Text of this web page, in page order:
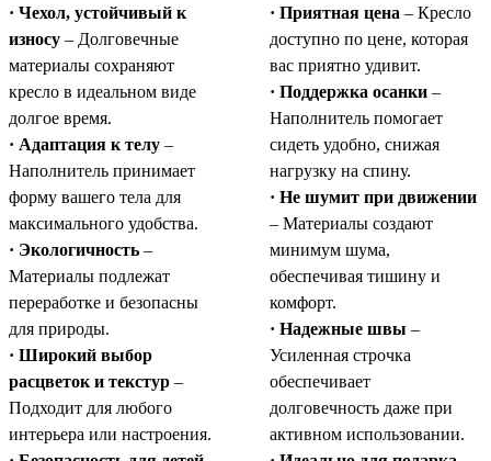
· Чехол, устойчивый к
износу – Долговечные
материалы сохраняют
кресло в идеальном виде
долгое время.
· Адаптация к телу –
Наполнитель принимает
форму вашего тела для
максимального удобства.
· Экологичность –
Материалы подлежат
переработке и безопасны
для природы.
· Широкий выбор
расцветок и текстур –
Подходит для любого
интерьера или настроения.
· Приятная цена – Кресло
доступно по цене, которая
вас приятно удивит.
· Поддержка осанки–
Наполнитель помогает
сидеть удобно, снижая
нагрузку на спину.
· Не шумит при движении
– Материалы создают
минимум шума,
обеспечивая тишину и
комфорт.
· Надежные швы –
Усиленная строчка
обеспечивает
долговечность даже при
активном использовании.